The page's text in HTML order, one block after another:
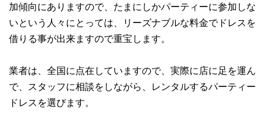
加傾向にありますので、たまにしかパーティーに参加しな
いという人々にとっては、リーズナブルな料金でドレスを
借りる事が出来ますので重宝します。
業者は、全国に点在していますので、実際に店に足を運ん
で、スタッフに相談をしながら、レンタルするパーティー
ドレスを選びます。